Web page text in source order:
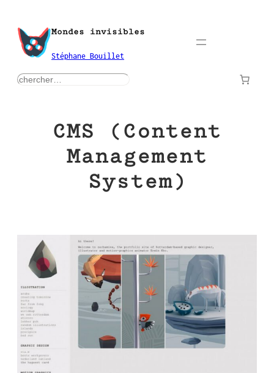
contenu
Mondes invisibles
Stéphane Bouillet
rechercher
CMS (Content
Management
System)